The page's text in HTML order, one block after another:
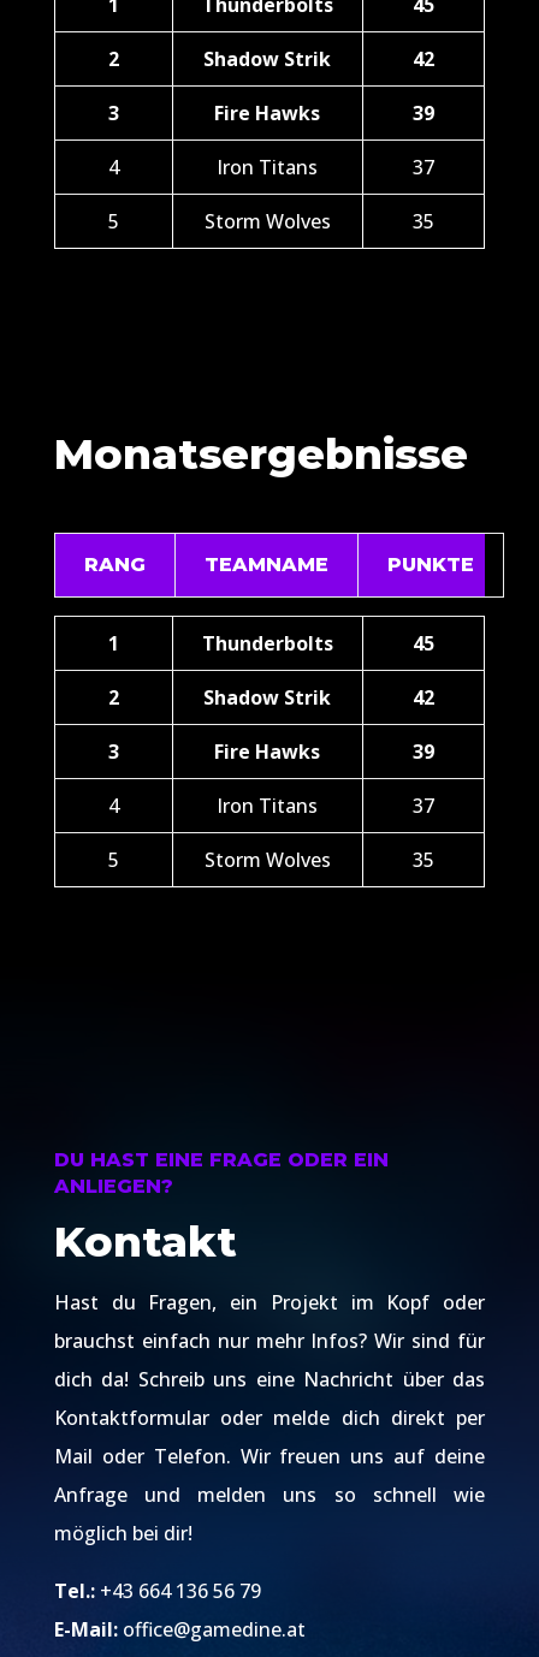
2 Shadow Strik 42
3 Fire Hawks 39
4 Iron Titans 37
5 Storm Wolves 35
Monatsergebnisse
RANG TEAMNAME PUNKTE
1 Thunderbolts 45
2 Shadow Strik 42
3 Fire Hawks 39
4 Iron Titans 37
5 Storm Wolves 35
DU HAST EINE FRAGE ODER EIN
ANLIEGEN?
Kontakt
Hast du Fragen, ein Projekt im Kopf oder
brauchst einfach nur mehr Infos? Wir sind für
dich da! Schreib uns eine Nachricht über das
Kontaktformular oder melde dich direkt per
Mail oder Telefon. Wir freuen uns auf deine
Anfrage und melden uns so schnell wie
möglich bei dir!
Tel.: +43 664 136 56 79
E-Mail: office@gamedine.at